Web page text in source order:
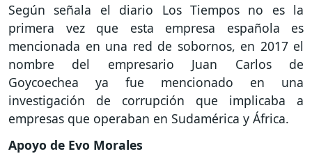
Según señala el diario Los Tiempos no es la
primera vez que esta empresa española es
mencionada en una red de sobornos, en 2017 el
nombre del empresario Juan Carlos de
Goycoechea ya fue mencionado en una
investigación de corrupción que implicaba a
empresas que operaban en Sudamérica y África.
Apoyo de Evo Morales